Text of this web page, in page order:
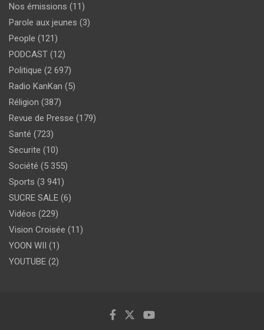
Nos émissions (11)
Parole aux jeunes (3)
People (121)
PODCAST (12)
Politique (2 697)
Radio KanKan (5)
Réligion (387)
Revue de Presse (179)
Santé (723)
Securite (10)
Société (5 355)
Sports (3 941)
SUCRE SALE (6)
Vidéos (229)
Vision Croisée (11)
YOON WII (1)
YOUTUBE (2)